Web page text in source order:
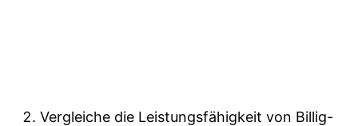
Vergleiche die Leistungsfähigkeit von Billig-